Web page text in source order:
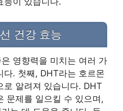
건강 효능
영향력을 미치는 여러 가
다. 첫째, DHT라는 호르몬
로 알려져 있습니다. DHT
문제를 일으킬 수 있으며,